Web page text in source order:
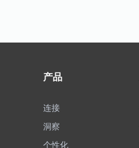
产品
连接
洞察
个性化